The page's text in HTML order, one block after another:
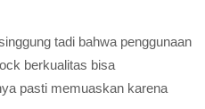
tadi bahwa penggunaan
berkualitas bisa
pasti memuaskan karena